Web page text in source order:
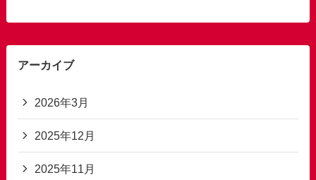
アーカイブ
2026年3月
2025年12月
2025年11月